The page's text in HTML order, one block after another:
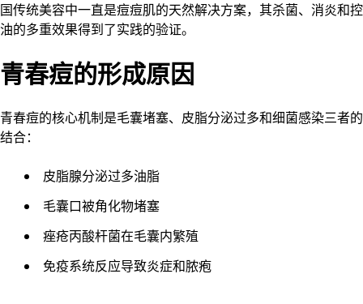
国传统美容中一直是痘痘肌的天然解决方案，其杀菌、消炎和控
油的多重效果得到了实践的验证。
青春痘的形成原因
青春痘的核心机制是毛囊堵塞、皮脂分泌过多和细菌感染三者的
结合：
皮脂腺分泌过多油脂
毛囊口被角化物堵塞
痤疮丙酸杆菌在毛囊内繁殖
免疫系统反应导致炎症和脓疱